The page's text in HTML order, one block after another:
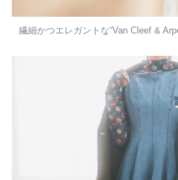
繊細かつエレガントな“Van Cleef &